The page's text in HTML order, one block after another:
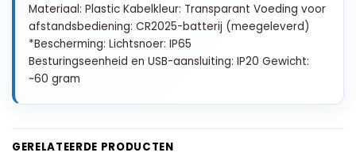
Materiaal: Plastic Kabelkleur: Transparant Voeding voor
afstandsbediening: CR2025-batterij (meegeleverd)
*Bescherming: Lichtsnoer: IP65
Besturingseenheid en USB-aansluiting: IP20 Gewicht:
~60 gram
GERELATEERDE PRODUCTEN